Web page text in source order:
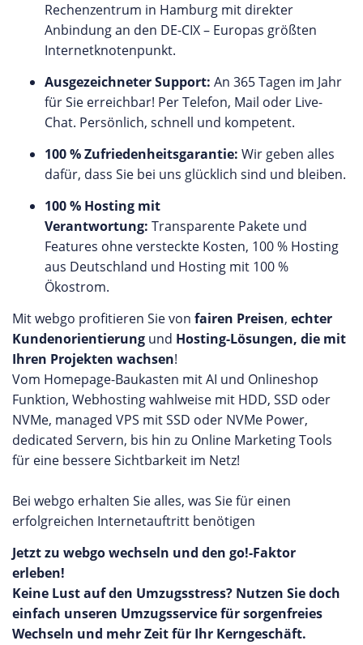
Rechenzentrum in Hamburg mit direkter
Anbindung an den DE-CIX – Europas größten
Internetknotenpunkt.
Ausgezeichneter Support: An 365 Tagen im Jahr
für Sie erreichbar! Per Telefon, Mail oder Live-
Chat. Persönlich, schnell und kompetent.
100 % Zufriedenheitsgarantie: Wir geben alles
dafür, dass Sie bei uns glücklich sind und bleiben.
100 % Hosting mit
Verantwortung: Transparente Pakete und
Features ohne versteckte Kosten, 100 % Hosting
aus Deutschland und Hosting mit 100 %
Ökostrom.
Mit webgo profitieren Sie von fairen Preisen, echter
Kundenorientierung und Hosting-Lösungen, die mit
Ihren Projekten wachsen!
Vom Homepage-Baukasten mit AI und Onlineshop
Funktion, Webhosting wahlweise mit HDD, SSD oder
NVMe, managed VPS mit SSD oder NVMe Power,
dedicated Servern, bis hin zu Online Marketing Tools
für eine bessere Sichtbarkeit im Netz!
Bei webgo erhalten Sie alles, was Sie für einen
erfolgreichen Internetauftritt benötigen
Jetzt zu webgo wechseln und den go!-Faktor
erleben!
Keine Lust auf den Umzugsstress? Nutzen Sie doch
einfach unseren Umzugsservice für sorgenfreies
Wechseln und mehr Zeit für Ihr Kerngeschäft.